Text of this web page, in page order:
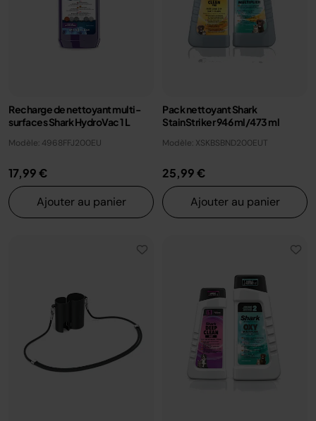
Recharge de nettoyant multi-
surfaces Shark HydroVac 1 L
Modèle: 4968FFJ200EU
17,99 €
Ajouter au panier
Pack nettoyant Shark
StainStriker 946 ml/473 ml
Modèle: XSKBSBND200EUT
25,99 €
Ajouter au panier